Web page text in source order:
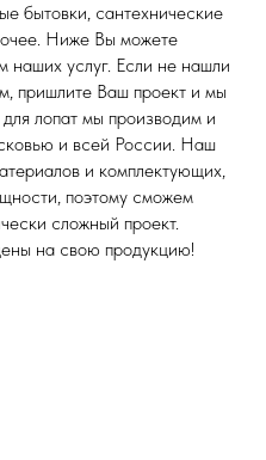
бытовки, сантехнические
Ниже Вы можете
наших услуг. Если не нашли
пришлите Ваш проект и мы
лопат мы производим и
и всей России. Наш
и комплектующих,
поэтому сможем
сложный проект.
на свою продукцию!